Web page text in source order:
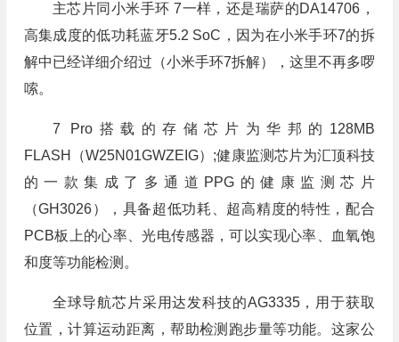
主芯片同小米手环 7一样，还是瑞萨的DA14706，
高集成度的低功耗蓝牙5.2 SoC，因为在小米手环7的拆
解中已经详细介绍过（小米手环7拆解），这里不再多啰
嗦。
7 Pro搭载的存储芯片为华邦的128MB
FLASH（W25N01GWZEIG）;健康监测芯片为汇顶科技
的一款集成了多通道PPG的健康监测芯片
（GH3026），具备超低功耗、超高精度的特性，配合
PCB板上的心率、光电传感器，可以实现心率、血氧饱
和度等功能检测。
全球导航芯片采用达发科技的AG3335，用于获取
位置，计算运动距离，帮助检测跑步量等功能。这家公